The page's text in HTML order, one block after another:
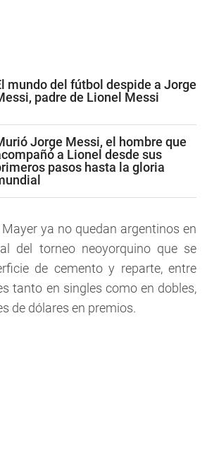
mundo del fútbol despide a Jorge
padre de Lionel Messi
Jorge Messi, el hombre que
a Lionel desde sus
pasos hasta la gloria
ya no quedan argentinos en
del torneo neoyorquino que se
de cemento y reparte, entre
tanto en singles como en dobles,
de dólares en premios.